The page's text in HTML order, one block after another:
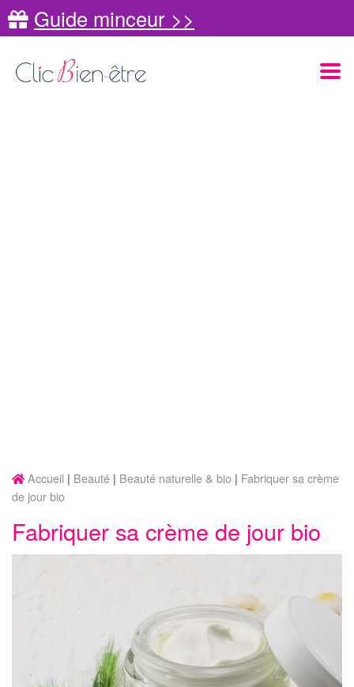
Guide minceur >>
Accueil Beauté Beauté naturelle & bio
Fabriquer sa crème
de jour bio
Fabriquer sa crème de jour bio